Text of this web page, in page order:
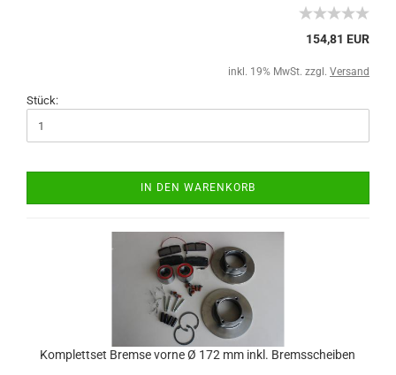
154,81 EUR
inkl. 19% MwSt. zzgl. Versand
Stück:
IN DEN WARENKORB
Komplettset Bremse vorne Ø 172 mm inkl. Bremsscheiben